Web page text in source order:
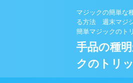
マジックの簡単な
る方法 週末マジ
簡単マジックのト
手品の種
クのトリ